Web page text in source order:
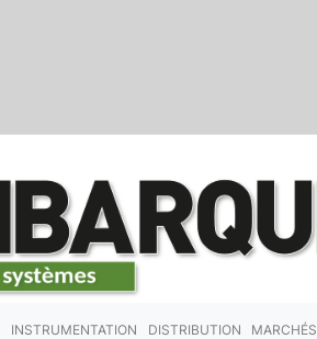
INSTRUMENTATION DISTRIBUTION MARCHÉS